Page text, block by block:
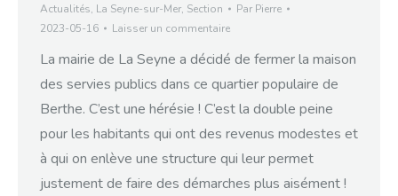
Actualités, La Seyne-sur-Mer, Section Par Pierre
2023-05-16
Laisser un commentaire
La mairie de La Seyne a décidé de fermer la maison
des servies publics dans ce quartier populaire de
Berthe. C’est une hérésie ! C’est la double peine
pour les habitants qui ont des revenus modestes et
à qui on enlève une structure qui leur permet
justement de faire des démarches plus aisément !